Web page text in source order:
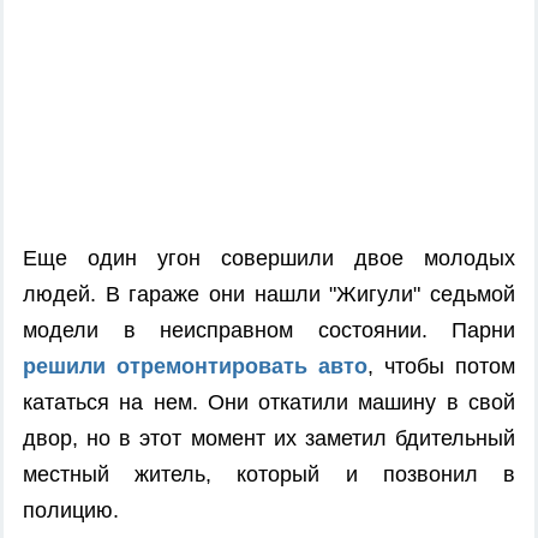
Еще один угон совершили двое молодых
людей. В гараже они нашли "Жигули" седьмой
модели в неисправном состоянии. Парни
решили отремонтировать авто, чтобы потом
кататься на нем. Они откатили машину в свой
двор, но в этот момент их заметил бдительный
местный житель, который и позвонил в
полицию.